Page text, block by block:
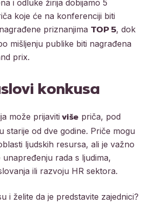
i odluke žirija dobijamo 5
koje će na konferenciji biti
priznanjima TOP 5, dok
mišljenju publike biti nagrađena
prix.
konkusa
može prijaviti više priča, pod
starije od dve godine. Priče mogu
ljudskih resursa, ali je važno
rada s ljudima,
ili razvoju HR sektora.
i želite da je predstavite zajednici?